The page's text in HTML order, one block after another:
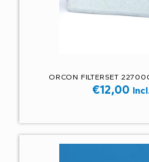
ORCON FILTERSET
€12,00